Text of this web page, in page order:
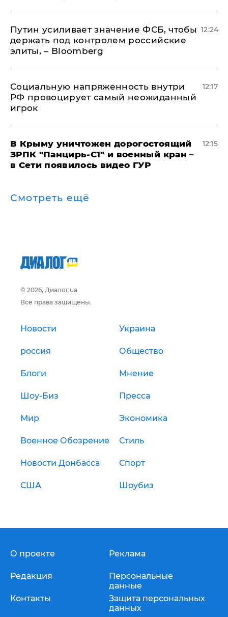
Путин усиливает значение ФСБ, чтобы
держать под контролем российские
элиты, – Bloomberg
12:24
Социальную напряженность внутри
РФ провоцирует самый неожиданный
игрок
12:17
В Крыму уничтожен дорогостоящий
ЗРПК "Панцирь-С1" и военный кран –
в Сети появилось видео ГУР
12:15
Смотреть ещё
© 2026, Диалог.ua
Все права защищены.
Новости Украина
россия Общество
Блоги Мнение
Шоу-Биз Пресса
Мир Экономика
Военное Обозрение Стиль
Новости Донбасса Спорт
США Шоубиз
О проекте
Редакция
Контакты
Реклама
Персональные
данные
Защита персональных
данных